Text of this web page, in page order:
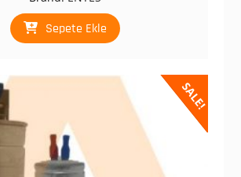
₺ 1.440,00.
₺ 720,00.
Sepete Ekle
SALE!